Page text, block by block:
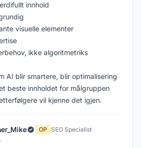
innhold
visuelle elementer
ikke algoritmetriks
AI blir smartere, blir optimalisering
beste innholdet for målgruppen
vil kjenne det igjen.
OP SEO Specialist·